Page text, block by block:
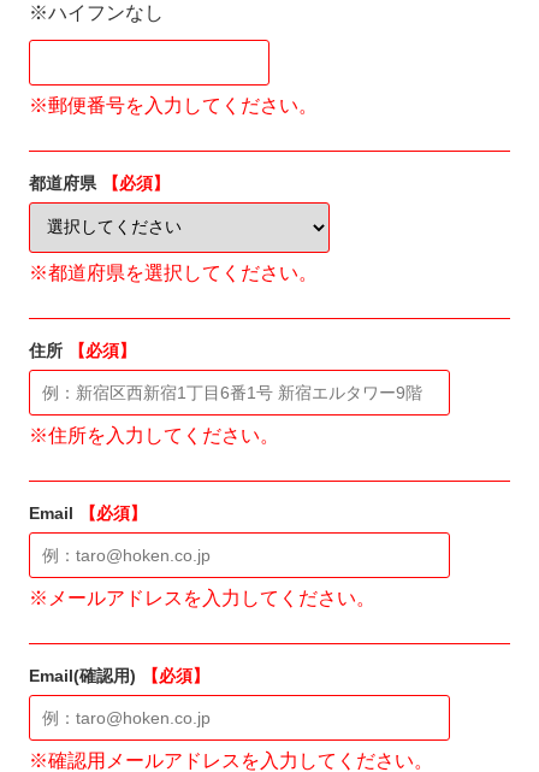
※ハイフンなし
※郵便番号を入力してください。
都道府県 【必須】
※都道府県を選択してください。
住所 【必須】
※住所を入力してください。
Email 【必須】
※メールアドレスを入力してください。
Email(確認用) 【必須】
※確認用メールアドレスを入力してください。